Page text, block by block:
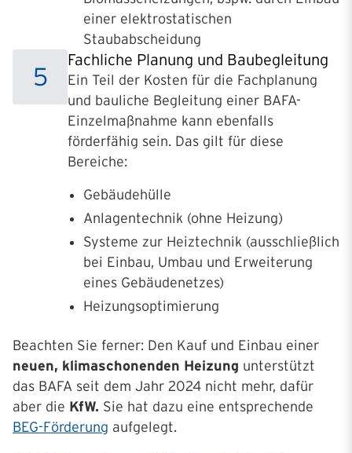
einer elektrostatischen
Staubabscheidung
5
Fachliche Planung und Baubegleitung
Ein Teil der Kosten für die Fachplanung
und bauliche Begleitung einer BAFA-
Einzelmaßnahme kann ebenfalls
förderfähig sein. Das gilt für diese
Bereiche:
Gebäudehülle
Anlagentechnik (ohne Heizung)
Systeme zur Heiztechnik (ausschließlich
bei Einbau, Umbau und Erweiterung
eines Gebäudenetzes)
Heizungsoptimierung
Beachten Sie ferner: Den Kauf und Einbau einer
neuen, klimaschonenden Heizung unterstützt
das BAFA seit dem Jahr 2024 nicht mehr, dafür
aber die KfW. Sie hat dazu eine entsprechende
BEG-Förderung aufgelegt.